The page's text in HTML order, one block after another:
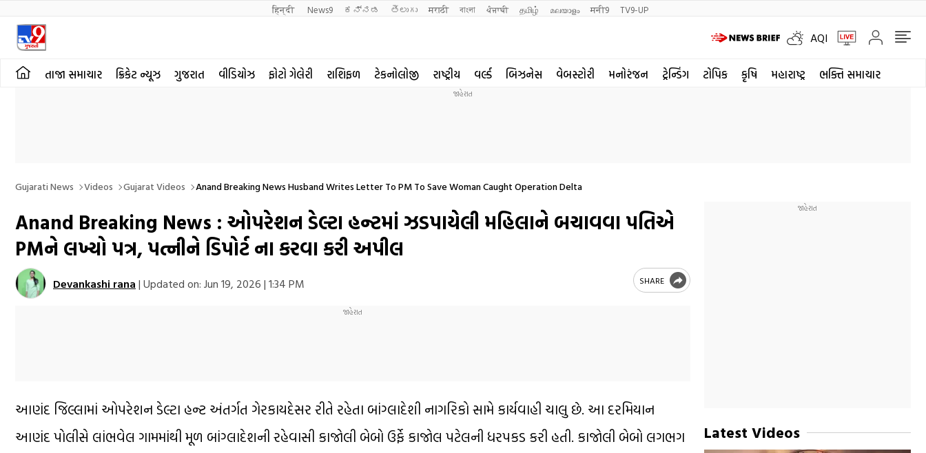
हिन्दी News9 ಕನ್ನಡ తెలుగు मराठी বাংলা ਪੰਜਾਬੀ தமிழ் മലയാളം मनी9 TV9-UP
AQI
તાજા સમાચાર ક્રિકેટ ન્યૂઝ ગુજરાત વીડિયોઝ ફોટો ગેલેરી રાશિફળ ટેકનોલોજી રાષ્ટ્રીય વર્લ્ડ બિઝનેસ વેબસ્ટોરી મનોરંજન ટ્રેન્ડિંગ ટોપિક કૃષિ મહારાષ્ટ્ર ભક્તિ સમાચાર
Gujarati News Videos Gujarat Videos Anand Breaking News Husband Writes Letter To PM To Save Woman Caught Operation Delta
Anand Breaking News : ઓપરેશન ડેલ્ટા હન્ટમાં ઝડપાયેલી મહિલાને બચાવવા પતિએ
PMને લખ્યો પત્ર, પત્નીને ડિપોર્ટ ના કરવા કરી અપીલ
Devankashi rana | Updated on: Jun 19, 2026 | 1:34 PM SHARE
આણંદ જિલ્લામાં ઓપરેશન ડેલ્ટા હન્ટ અંતર્ગત ગેરકાયદેસર રીતે રહેતા બાંગ્લાદેશી નાગરિકો સામે કાર્યવાહી ચાલુ છે. આ દરમિયાન
આણંદ પોલીસે લાંભવેલ ગામમાંથી મૂળ બાંગ્લાદેશની રહેવાસી કાજોલી બેબો ઉર્ફે કાજોલ પટેલની ધરપકડ કરી હતી. કાજોલી બેબો લગભગ
Latest Videos